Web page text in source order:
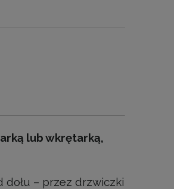
lub wkrętarką,
dołu – przez drzwiczki